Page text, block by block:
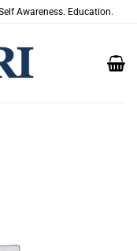
Awareness. Education.